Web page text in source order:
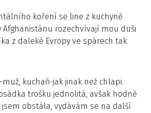
koření se line z kuchyně
Afghanistánu rozechvívají mou duši
z daleké Evropy ve spárech tak
kuchaři-jak jinak než chlapi.
trošku jednolitá, avšak hodně
obstála, vydávám se na další